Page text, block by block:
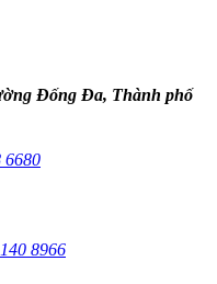
Đống Đa, Thành phố
6680
8966